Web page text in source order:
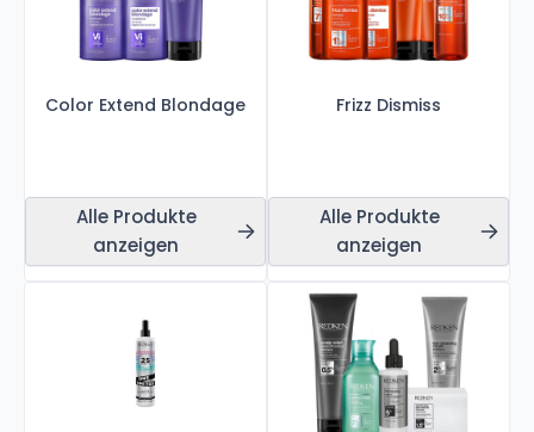
Color Extend Blondage
Alle Produkte
anzeigen
Frizz Dismiss
Alle Produkte
anzeigen